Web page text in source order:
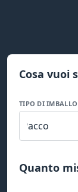
Cosa vuoi
TIPO DI IMBALLO
Quanto